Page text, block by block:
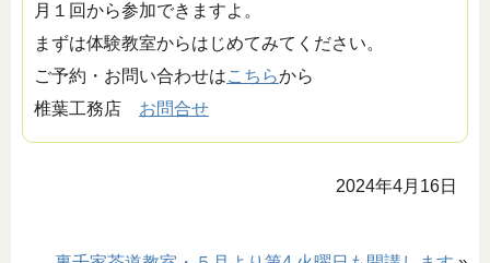
月１回から参加できますよ。
まずは体験教室からはじめてみてください。
ご予約・お問い合わせはこちらから
椎葉工務店 お問合せ
2024年4月16日